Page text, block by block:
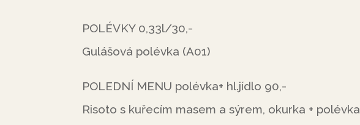
POLÉVKY 0,33l/30,-
Gulášová polévka (A01)
POLEDNÍ MENU polévka+ hl.jídlo 90,-
Risoto s kuřecím masem a sýrem, okurka + polévka